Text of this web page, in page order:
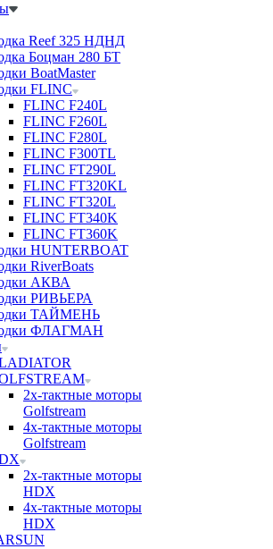
Reef 325 НДНД
Боцман 280 БТ
BoatMaster
FLINC
FLINC F240L
FLINC F260L
FLINC F280L
FLINC F300TL
FLINC FT290L
FLINC FT320KL
FLINC FT320L
FLINC FT340K
FLINC FT360K
HUNTERBOAT
RiverBoats
АКВА
РИВЬЕРА
ТАЙМЕНЬ
ФЛАГМАН
2х-тактные моторы
Golfstream
4х-тактные моторы
Golfstream
2х-тактные моторы
HDX
4х-тактные моторы
HDX